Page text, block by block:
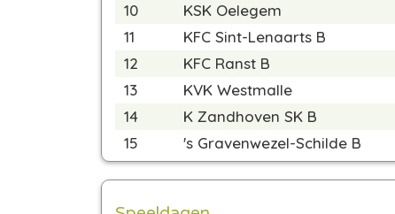
10
KSK Oelegem
11
KFC Sint-Lenaarts B
12
KFC Ranst B
13
KVK Westmalle
14
K Zandhoven SK B
15
's Gravenwezel-Schilde B